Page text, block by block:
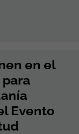
en el
Evento